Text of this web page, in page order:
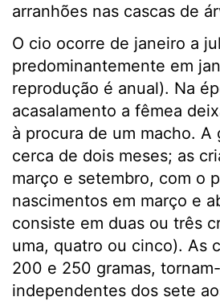
arranhões nas cascas de
O cio ocorre de janeiro a
predominantemente em
reprodução é anual). Na
acasalamento a fêmea
à procura de um macho. A
cerca de dois meses; as
março e setembro, com o
nascimentos em março e
consiste em duas ou três
uma, quatro ou cinco). As
200 e 250 gramas,
independentes dos sete